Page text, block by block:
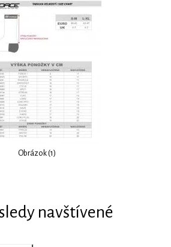
Obrázok (1)
navštívené